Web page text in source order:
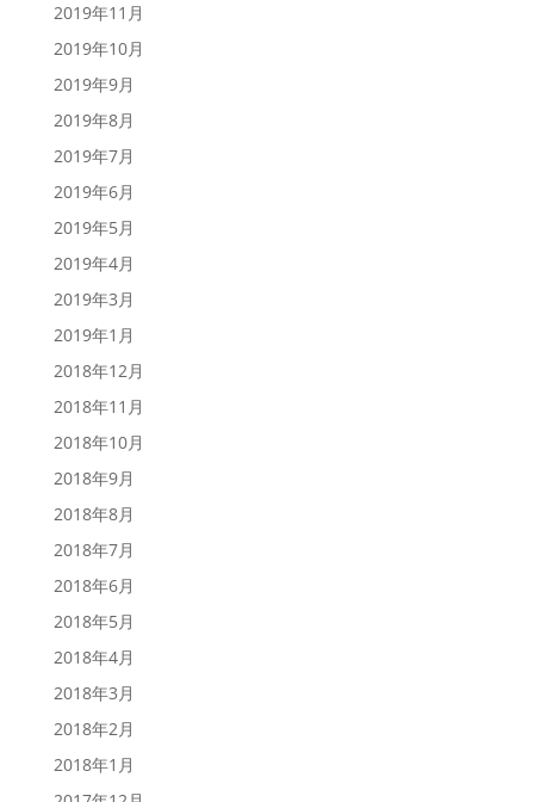
2019年11月
2019年10月
2019年9月
2019年8月
2019年7月
2019年6月
2019年5月
2019年4月
2019年3月
2019年1月
2018年12月
2018年11月
2018年10月
2018年9月
2018年8月
2018年7月
2018年6月
2018年5月
2018年4月
2018年3月
2018年2月
2018年1月